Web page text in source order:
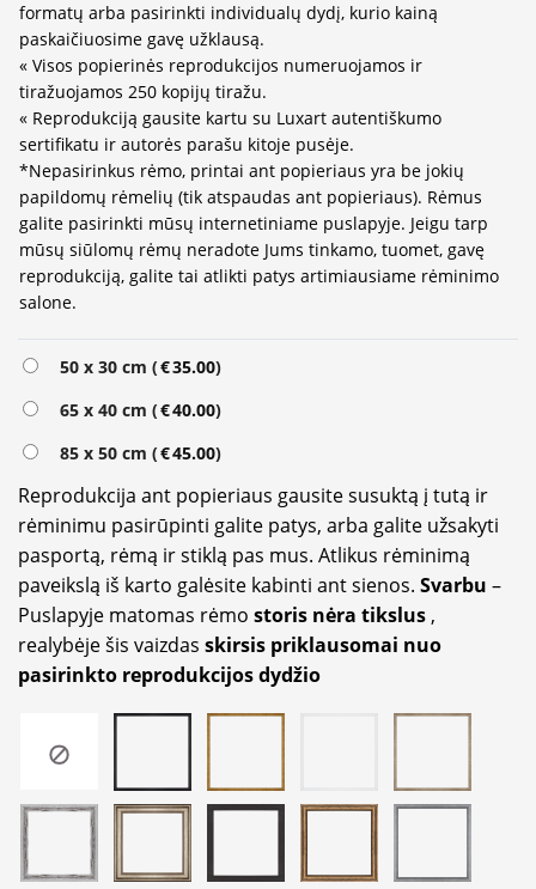
formatų arba pasirinkti individualų dydį, kurio kainą
paskaičiuosime gavę užklausą.
« Visos popierinės reprodukcijos numeruojamos ir
tiražuojamos 250 kopijų tiražu.
« Reprodukciją gausite kartu su Luxart autentiškumo
sertifikatu ir autorės parašu kitoje pusėje.
*Nepasirinkus rėmo, printai ant popieriaus yra be jokių
papildomų rėmelių (tik atspaudas ant popieriaus). Rėmus
galite pasirinkti mūsų internetiniame puslapyje. Jeigu tarp
mūsų siūlomų rėmų neradote Jums tinkamo, tuomet, gavę
reprodukciją, galite tai atlikti patys artimiausiame rėminimo
salone.
50 x 30 cm (€35.00)
65 x 40 cm (€40.00)
85 x 50 cm (€45.00)
Reprodukcija ant popieriaus gausite susuktą į tutą ir
rėminimu pasirūpinti galite patys, arba galite užsakyti
pasportą, rėmą ir stiklą pas mus. Atlikus rėminimą
paveikslą iš karto galėsite kabinti ant sienos. Svarbu –
Puslapyje matomas rėmo storis nėra tikslus ,
realybėje šis vaizdas skirsis priklausomai nuo
pasirinkto reprodukcijos dydžio
Alternative: